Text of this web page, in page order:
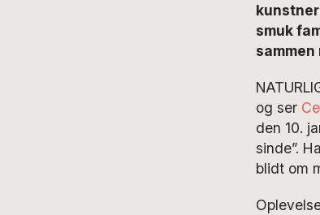
smuk
sammen
og ser
den 10.
sinde”.
blidt om